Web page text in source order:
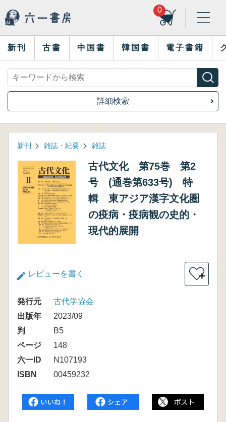
0
新刊 古書 中国書 韓国書 電子書籍
詳細検索
新刊 雑誌・紀要 雑誌
古代文化 第75巻 第2
号 (通巻第633号) 特
輯 東アジア漢字文化圏
の疫病・疫病観の史的・
現代的展開
レビューを書く ＋
発行元
古代学協会
出版年
2023/09
判
B5
ページ
148
六一ID
N107193
ISBN
00459232